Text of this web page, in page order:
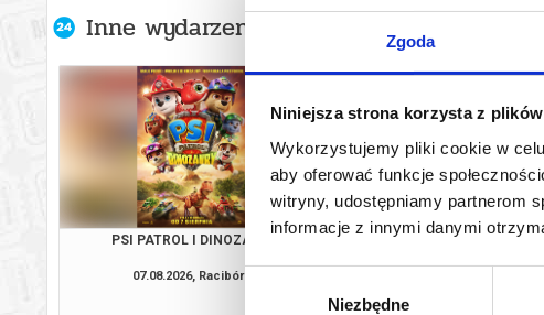
Zgoda
Niniejsza strona korzysta z
Wykorzystujemy pliki cookie w
aby oferować funkcje
witryny, udostępniamy partnerom
informacje z innymi danymi
Wybór
Niezbędne
Inne wydarzenia organizatora
PSI PATROL I DINOZAURY
07.08.2026, Racibórz
KLASYKA NA FALI: NAGI